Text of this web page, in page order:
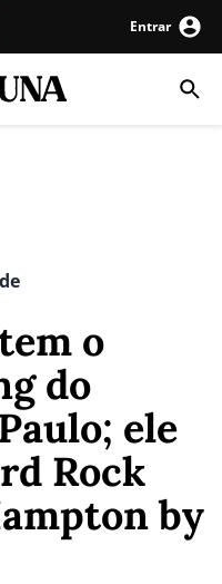
Entrar
o
do
ele
Rock
by